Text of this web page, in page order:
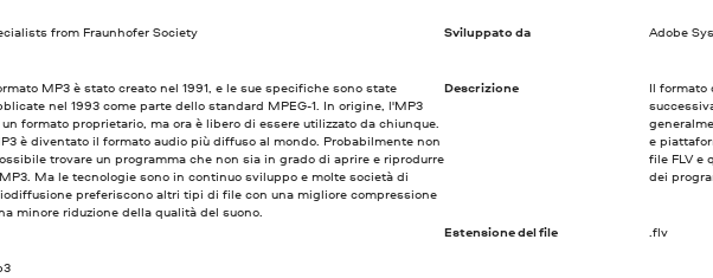
from Fraunhofer Society
MP3 è stato creato nel 1991, e le sue specifiche sono state
nel 1993 come parte dello standard MPEG-1. In origine, l'MP3
un formato proprietario, ma ora è libero di essere utilizzato da chiunque.
è diventato il formato audio più diffuso al mondo. Probabilmente non
trovare un programma che non sia in grado di aprire e riprodurre
Ma le tecnologie sono in continuo sviluppo e molte società di
preferiscono altri tipi di file con una migliore compressione
minore riduzione della qualità del suono.
Sviluppato da Adobe
Descrizione
Il formato
e
file FLV e
dei
Estensione del file .flv